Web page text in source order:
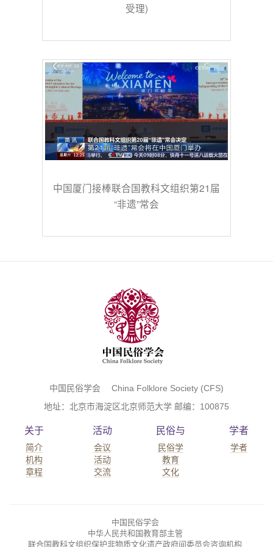
受理)
中国厦门接棒联合国教科文组织第21届
“非遗”常会
中国民俗学会 China Folklore Society (CFS)
地址：北京市海淀区北京师范大学 邮编：100875
关于
简介
机构
章程
活动
会议
活动
交流
民俗与
民俗学
教育
文化
学者
学者
中国民俗学会
中华人民共和国教育部主管
联合国教科文组织保护非物质文化遗产政府间委员会咨询机构